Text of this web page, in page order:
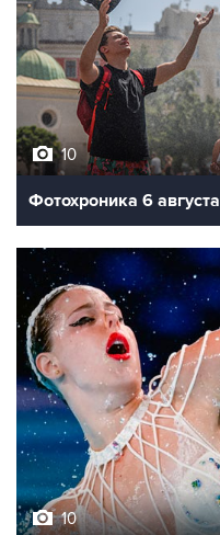
10
Фотохроника 6 августа
10